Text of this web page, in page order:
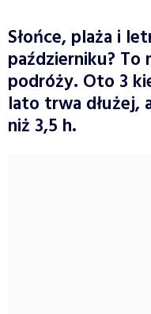
Słońce, plaża i
październiku?
podróży. Oto 3
lato trwa dłużej,
niż 3,5 h.